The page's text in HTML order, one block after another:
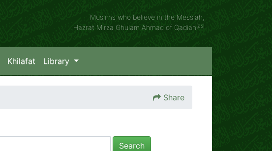
Muslims who believe in the Messiah,
Hazrat Mirza Ghulam Ahmad of Qadian(as)
Khilafat Library
Share
Search